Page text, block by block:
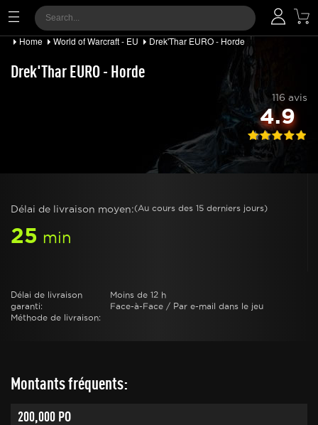
Home World of Warcraft - EU Drek'Thar EURO - Horde
Drek'Thar EURO - Horde
116 avis
4.9
Délai de livraison moyen:(Au cours des 15 derniers jours)
25 min
Délai de livraison
garanti:
Méthode de livraison:
Moins de 12 h
Face-à-Face / Par e-mail dans le jeu
Montants fréquents:
200,000 PO